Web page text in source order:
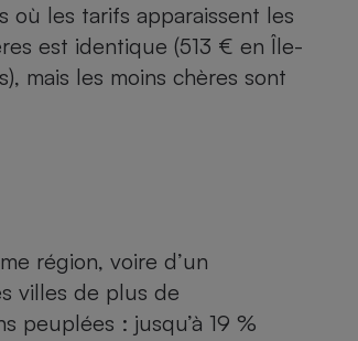
où les tarifs apparaissent les
est identique (513 € en Île-
mais les moins chères sont
région, voire d’un
villes de plus de
peuplées : jusqu’à 19 %